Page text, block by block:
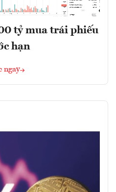
tỷ mua trái phiếu
hạn
ngay